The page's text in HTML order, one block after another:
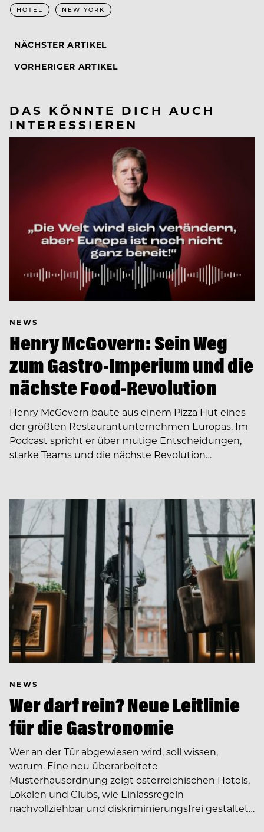
HOTEL NEW YORK
NÄCHSTER ARTIKEL
VORHERIGER ARTIKEL
DAS KÖNNTE DICH AUCH
INTERESSIEREN
NEWS
Henry McGovern: Sein Weg
zum Gastro-Imperium und die
nächste Food-Revolution
Henry McGovern baute aus einem Pizza Hut eines
der größten Restaurantunternehmen Europas. Im
Podcast spricht er über mutige Entscheidungen,
starke Teams und die nächste Revolution…
NEWS
Wer darf rein? Neue Leitlinie
für die Gastronomie
Wer an der Tür abgewiesen wird, soll wissen,
warum. Eine neu überarbeitete
Musterhausordnung zeigt österreichischen Hotels,
Lokalen und Clubs, wie Einlassregeln
nachvollziehbar und diskriminierungsfrei gestaltet…